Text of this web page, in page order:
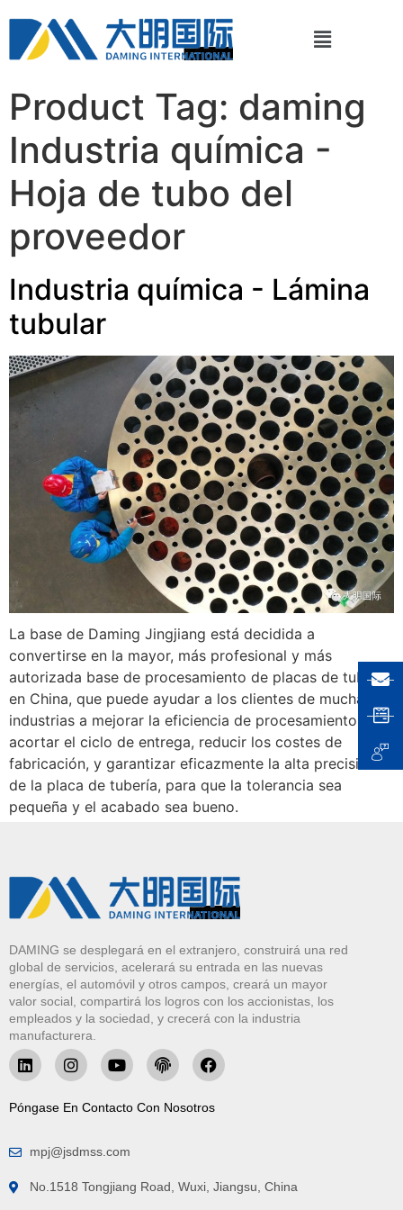
Product Tag: daming
Industria química -
Hoja de tubo del
proveedor
Industria química - Lámina
tubular
La base de Daming Jingjiang está decidida a
convertirse en la mayor, más profesional y más
autorizada base de procesamiento de placas de tubería
en China, que puede ayudar a los clientes de muchas
industrias a mejorar la eficiencia de procesamiento,
acortar el ciclo de entrega, reducir los costes de
fabricación, y garantizar eficazmente la alta precisión
de la placa de tubería, para que la tolerancia sea
pequeña y el acabado sea bueno.
DAMING se desplegará en el extranjero, construirá una red
global de servicios, acelerará su entrada en las nuevas
energías, el automóvil y otros campos, creará un mayor
valor social, compartirá los logros con los accionistas, los
empleados y la sociedad, y crecerá con la industria
manufacturera.
Póngase En Contacto Con Nosotros
mpj@jsdmss.com
No.1518 Tongjiang Road, Wuxi, Jiangsu, China